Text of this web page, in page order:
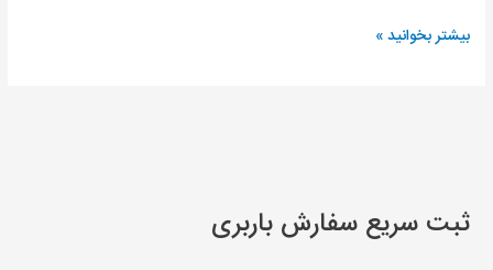
بیشتر بخوانید »
ثبت سریع سفارش باربری